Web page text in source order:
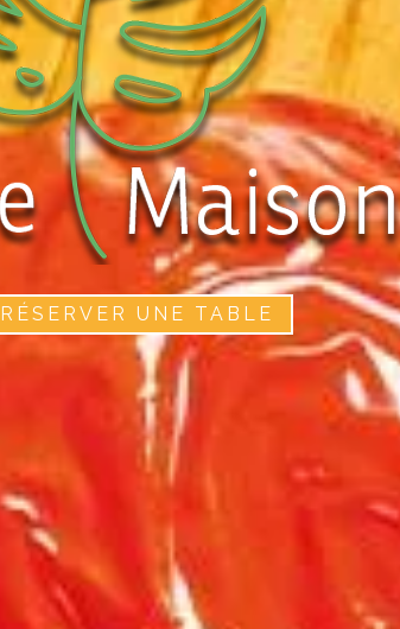
RÉSERVER UNE TABLE